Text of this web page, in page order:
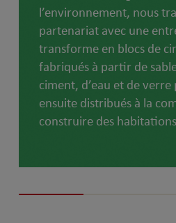
l’environnement, nous
partenariat avec une
transforme en blocs de
fabriqués à partir de
ciment, d’eau et de
ensuite distribués à la
construire des